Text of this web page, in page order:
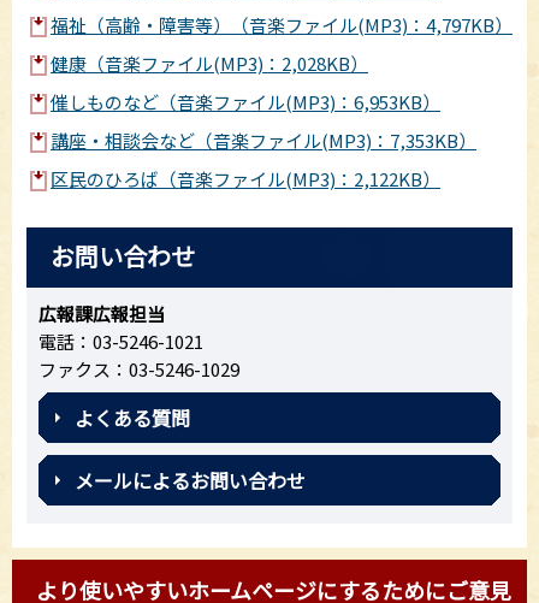
福祉（高齢・障害等）（音楽ファイル(MP3)：4,797KB）
健康（音楽ファイル(MP3)：2,028KB）
催しものなど（音楽ファイル(MP3)：6,953KB）
講座・相談会など（音楽ファイル(MP3)：7,353KB）
区民のひろば（音楽ファイル(MP3)：2,122KB）
お問い合わせ
広報課広報担当
電話：03-5246-1021
ファクス：03-5246-1029
よくある質問
メールによるお問い合わせ
より使いやすいホームページにするためにご意見